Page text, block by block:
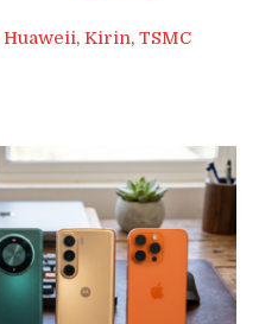
Huaweii, Kirin, TSMC